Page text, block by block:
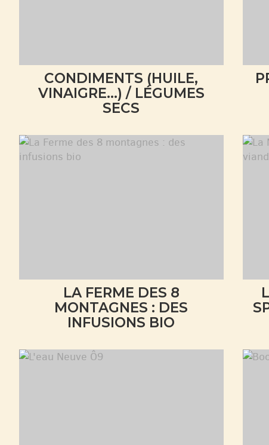
CONDIMENTS (HUILE,
VINAIGRE...) / LÉGUMES
SECS
LA FERME DES 8
MONTAGNES : DES
INFUSIONS BIO